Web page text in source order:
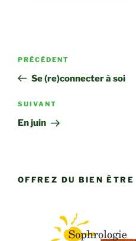
Navigation
l’article
Article
précédent
PRÉCÉDENT
Se (re)connecter à soi
Article
suivant
SUIVANT
En juin
OFFREZ DU BIEN